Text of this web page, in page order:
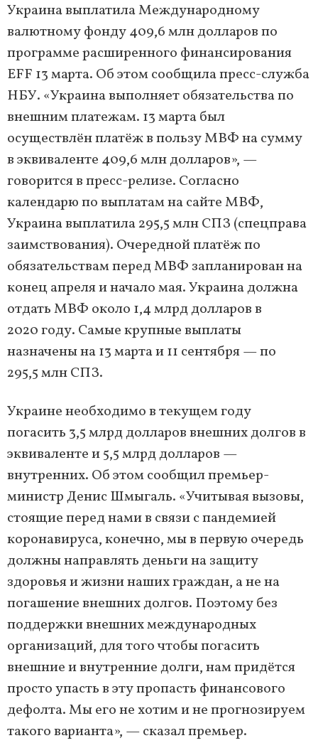
Украина выплатила Международному
валютному фонду 409,6 млн долларов по
программе расширенного финансирования
EFF 13 марта. Об этом сообщила пресс-служба
НБУ. «Украина выполняет обязательства по
внешним платежам. 13 марта был
осуществлён платёж в пользу МВФ на сумму
в эквиваленте 409,6 млн долларов», —
говорится в пресс-релизе. Согласно
календарю по выплатам на сайте МВФ,
Украина выплатила 295,5 млн СПЗ (спецправа
заимствования). Очередной платёж по
обязательствам перед МВФ запланирован на
конец апреля и начало мая. Украина должна
отдать МВФ около 1,4 млрд долларов в
2020 году. Самые крупные выплаты
назначены на 13 марта и 11 сентября — по
295,5 млн СПЗ.
Украине необходимо в текущем году
погасить 3,5 млрд долларов внешних долгов в
эквиваленте и 5,5 млрд долларов —
внутренних. Об этом сообщил премьер-
министр Денис Шмыгаль. «Учитывая вызовы,
стоящие перед нами в связи с пандемией
коронавируса, конечно, мы в первую очередь
должны направлять деньги на защиту
здоровья и жизни наших граждан, а не на
погашение внешних долгов. Поэтому без
поддержки внешних международных
организаций, для того чтобы погасить
внешние и внутренние долги, нам придётся
просто упасть в эту пропасть финансового
дефолта. Мы его не хотим и не прогнозируем
такого варианта», — сказал премьер.